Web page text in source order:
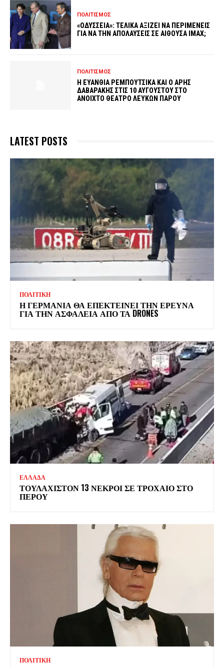
ΠΟΛΙΤΙΣΜΟΣ
«ΟΔΥΣΣΕΙΑ»: ΤΕΛΙΚΑ ΑΞΙΖΕΙ ΝΑ ΠΕΡΙΜΕΝΕΙΣ
ΓΙΑ ΝΑ ΤΗΝ ΑΠΟΛΑΥΣΕΙΣ ΣΕ ΑΙΘΟΥΣΑ IMAX;
ΠΟΛΙΤΙΣΜΟΣ
Η ΕΥΑΝΘΙΑ ΡΕΜΠΟΥΤΣΙΚΑ ΚΑΙ Ο ΑΡΗΣ
ΔΑΒΑΡΑΚΗΣ ΣΤΙΣ 10 ΑΥΓΟΥΣΤΟΥ ΣΤΟ
ΑΝΟΙΧΤΟ ΘΕΑΤΡΟ ΛΕΥΚΩΝ ΠΑΡΟΥ
LATEST POSTS
ΠΟΛΙΤΙΚΗ
Η ΓΕΡΜΑΝΙΑ ΘΑ ΕΠΕΚΤΕΙΝΕΙ ΤΗΝ ΕΡΕΥΝΑ
ΓΙΑ ΤΗΝ ΑΣΦΑΛΕΙΑ ΑΠΟ ΤΑ DRONES
ΕΛΛΑΔΑ
ΤΟΥΛΑΧΙΣΤΟΝ 13 ΝΕΚΡΟΙ ΣΕ ΤΡΟΧΑΙΟ ΣΤΟ
ΠΕΡΟΥ
ΠΟΛΙΤΙΚΗ